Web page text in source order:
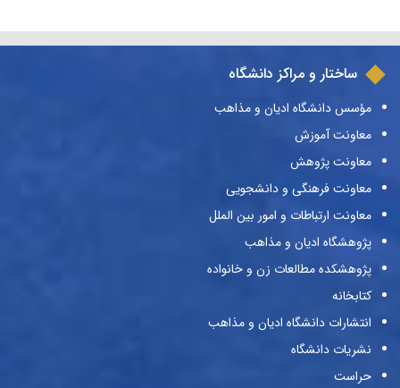
ساختار و مراکز دانشگاه
مؤسس دانشگاه ادیان و مذاهب
معاونت آموزش
معاونت پژوهش
معاونت فرهنگی و دانشجویی
معاونت ارتباطات و امور بین الملل
پژوهشگاه ادیان و مذاهب
پژوهشکده مطالعات زن و خانواده
کتابخانه
انتشارات دانشگاه ادیان و مذاهب
نشریات دانشگاه
حراست